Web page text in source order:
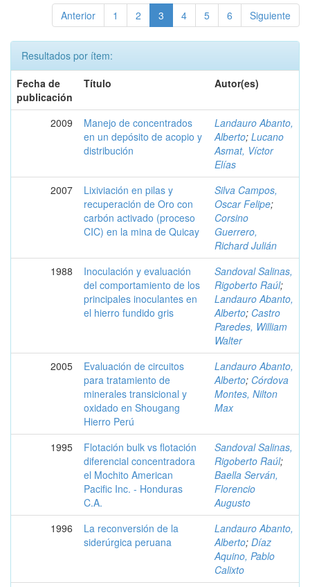
Anterior 1 2 3 4 5 6 Siguiente
Resultados por ítem:
Fecha de
publicación
Título Autor(es)
2009
Manejo de concentrados
en un depósito de acopio y
distribución
Landauro Abanto,
Alberto; Lucano
Asmat, Víctor
Elías
2007
Lixiviación en pilas y
recuperación de Oro con
carbón activado (proceso
CIC) en la mina de Quicay
Silva Campos,
Oscar Felipe;
Corsino
Guerrero,
Richard Julián
1988
Inoculación y evaluación
del comportamiento de los
principales inoculantes en
el hierro fundido gris
Sandoval Salinas,
Rigoberto Raúl;
Landauro Abanto,
Alberto; Castro
Paredes, William
Walter
2005
Evaluación de circuitos
para tratamiento de
minerales transicional y
oxidado en Shougang
Hierro Perú
Landauro Abanto,
Alberto; Córdova
Montes, Nilton
Max
1995
Flotación bulk vs flotación
diferencial concentradora
el Mochito American
Pacific Inc. - Honduras
C.A.
Sandoval Salinas,
Rigoberto Raúl;
Baella Serván,
Florencio
Augusto
1996
La reconversión de la
siderúrgica peruana
Landauro Abanto,
Alberto; Díaz
Aquino, Pablo
Calixto